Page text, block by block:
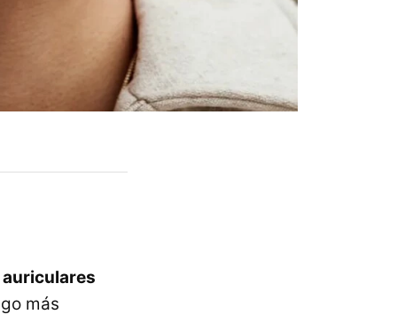
auriculares
más